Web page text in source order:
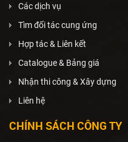
Các dịch vụ
Tìm đối tác cung ứng
Hợp tác & Liên kết
Catalogue & Bảng giá
Nhận thi công & Xây dựng
Liên hệ
CHÍNH SÁCH CÔNG TY